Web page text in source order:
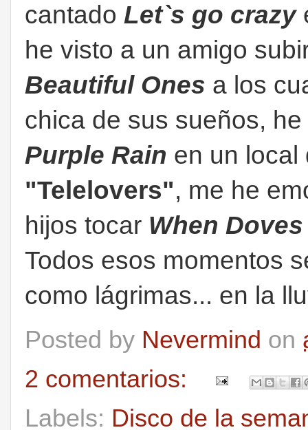
cantado Let`s go crazy
he visto a un amigo
Beautiful Ones a los
chica de sus sueños,
Purple Rain en un local
"Telelovers", me he
hijos tocar When
Todos esos momentos
como lágrimas... en la
Posted by Nevermind on
2 comentarios:
Labels: Disco de la